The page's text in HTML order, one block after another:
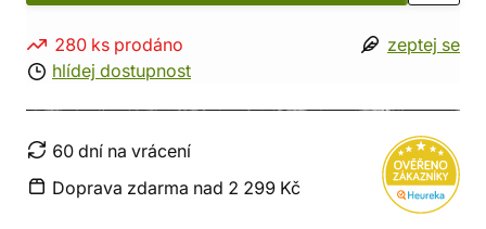
280 ks prodáno
hlídej dostupnost
zeptej se
60 dní na vrácení
Doprava zdarma nad 2 299 Kč